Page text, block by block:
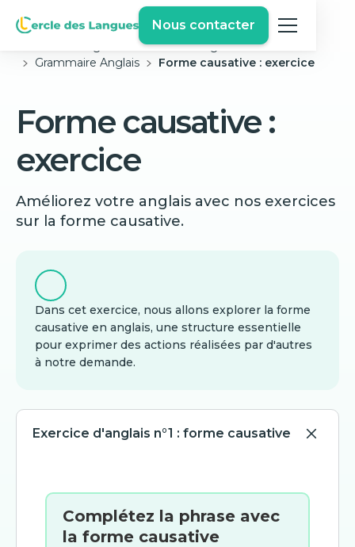
Nous contacter
Exercices Anglais Gratuits
Grammaire Anglais
Forme causative : exercice
Forme causative :
exercice
Améliorez votre anglais avec nos exercices
sur la forme causative.
Dans cet exercice, nous allons explorer la forme
causative en anglais, une structure essentielle
pour exprimer des actions réalisées par d'autres
à notre demande.
Exercice d'anglais n°1 : forme causative
Complétez la phrase avec
la forme causative